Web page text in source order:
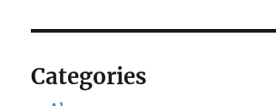
Categories